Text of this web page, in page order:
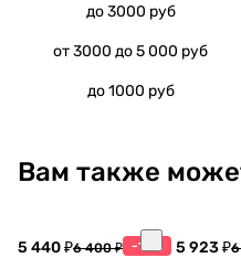
до 3000 руб
от 3000 до 5 000 руб
до 1000 руб
Вам также
5 440 ₽6 400 ₽ -15% 5 923 ₽